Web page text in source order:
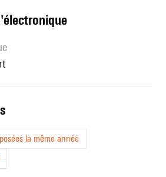
la même année